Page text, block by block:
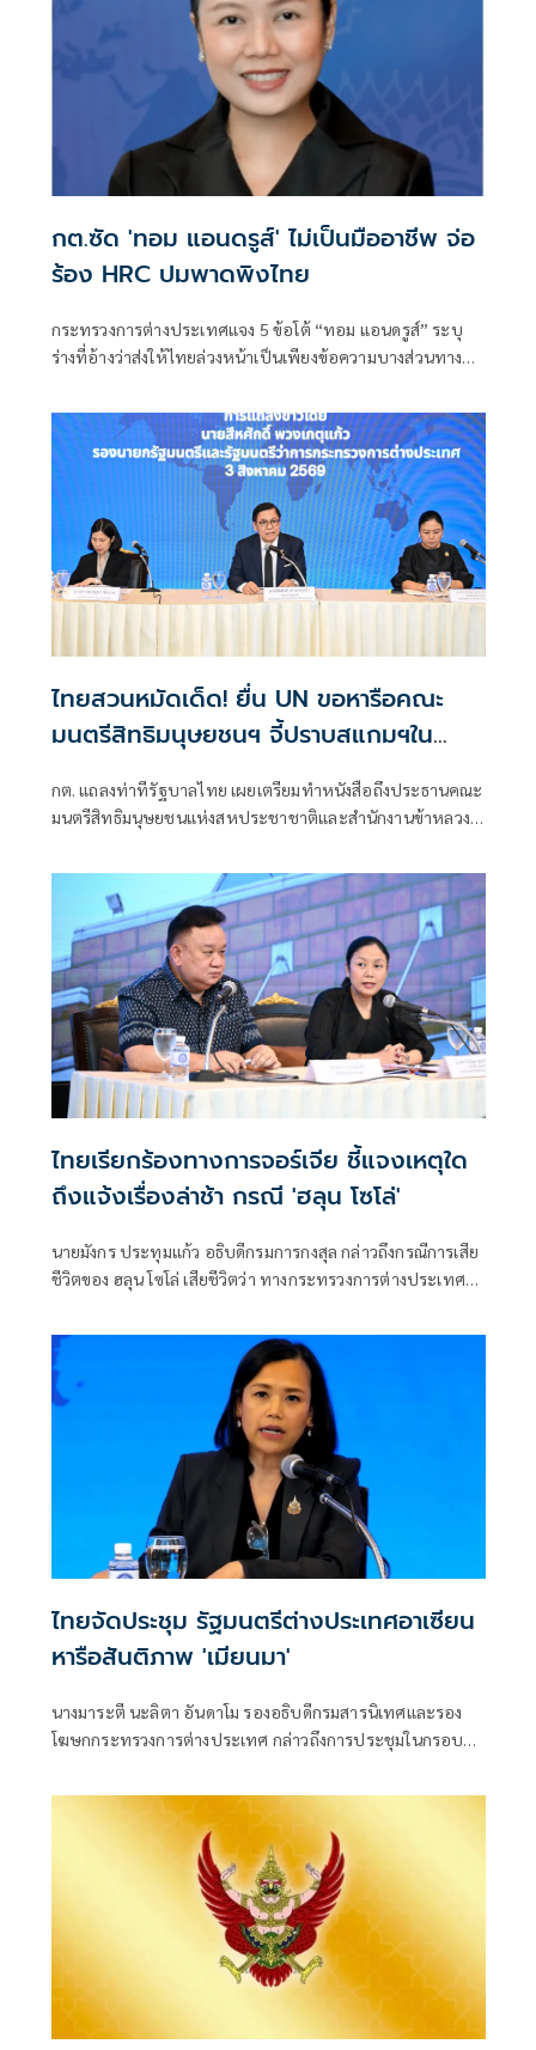
กต.ซัด 'ทอม แอนดรูส์' ไม่เป็นมืออาชีพ จ่อ
ร้อง HRC ปมพาดพิงไทย
กระทรวงการต่างประเทศแจง 5 ข้อโต้ “ทอม แอนดรูส์” ระบุ
ร่างที่อ้างว่าส่งให้ไทยล่วงหน้าเป็นเพียงข้อความบางส่วนทาง
ไทยสวนหมัดเด็ด! ยื่น UN ขอหารือคณะ
มนตรีสิทธิมนุษยชนฯ จี้ปราบสแกมฯใน
กัมพูชา โต้ยิบรายงาน 'ทอม แอนดรูว์ส'
กต. แถลงท่าทีรัฐบาลไทย เผยเตรียมทำหนังสือถึงประธานคณะ
มนตรีสิทธิมนุษยชนแห่งสหประชาชาติและสำนักงานข้าหลวง
รายงานพิเศษพาดพิงประเทศไทย มีหลายประเด็นที่ไม่เห็นด้วย
ชี้กระทบความเป็นกลาง -เที่ยงธรรม “สีหศักดิ์”
ไทยเรียกร้องทางการจอร์เจีย ชี้แจงเหตุใด
ถึงแจ้งเรื่องล่าช้า กรณี 'ฮลุน โซโล่'
นายมังกร ประทุมแก้ว อธิบดีกรมการกงสุล กล่าวถึงกรณีการเสีย
ชีวิตของ ฮลุน โซโล่ เสียชีวิตว่า ทางกระทรวงการต่างประเทศ
พวงเกตุแก้ว รองนายกฯ และ รมว.ต่างประเทศ จะหาโอกาสพูด
คุยกับครอบครัวผู้สูญเสียอีกครั้งหนึ่ง
ไทยจัดประชุม รัฐมนตรีต่างประเทศอาเซียน
หารือสันติภาพ 'เมียนมา'
นางมาระตี นะลิตา อันดาโม รองอธิบดีกรมสารนิเทศและรอง
โฆษกกระทรวงการต่างประเทศ กล่าวถึงการประชุมในกรอบ
ข่าวสารเมื่อเช้านี้ว่า นายสีหศักดิ์ พวงเกตุแก้ว รองนายกรัฐมนตรี
และรัฐมนตรีว่าการกระทรวงการต่างประเทศ